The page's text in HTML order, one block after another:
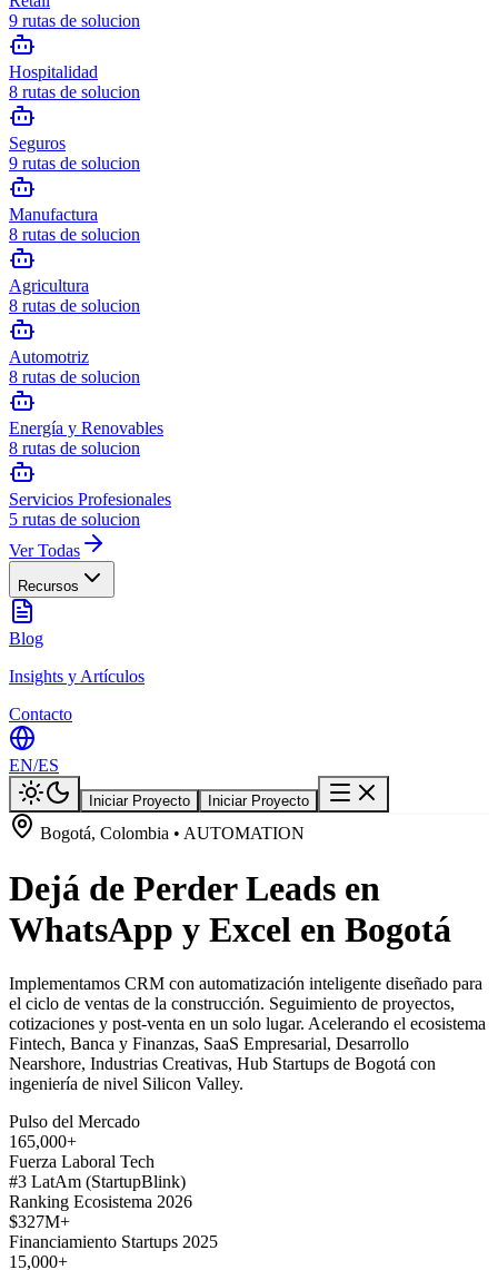
9 rutas de solucion
Hospitalidad
8 rutas de solucion
Seguros
9 rutas de solucion
Manufactura
8 rutas de solucion
Agricultura
8 rutas de solucion
Automotriz
8 rutas de solucion
Energía y Renovables
8 rutas de solucion
Servicios Profesionales
5 rutas de solucion
Ver Todas
Recursos
Blog
Insights y Artículos
Contacto
EN/ES
Iniciar Proyecto Iniciar Proyecto
Bogotá, Colombia • AUTOMATION
Dejá de Perder Leads en
WhatsApp y Excel en Bogotá
Implementamos CRM con automatización inteligente diseñado para
el ciclo de ventas de la construcción. Seguimiento de proyectos,
cotizaciones y post-venta en un solo lugar. Acelerando el ecosistema
Fintech, Banca y Finanzas, SaaS Empresarial, Desarrollo
Nearshore, Industrias Creativas, Hub Startups de Bogotá con
ingeniería de nivel Silicon Valley.
Pulso del Mercado
165,000+
Fuerza Laboral Tech
#3 LatAm (StartupBlink)
Ranking Ecosistema 2026
$327M+
Financiamiento Startups 2025
15,000+